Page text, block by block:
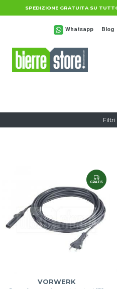
Salta al contenuto principale
SPEDIZIONE GRATUITA SU
Whatsapp Blog
Filtri
GRATIS
VORWERK